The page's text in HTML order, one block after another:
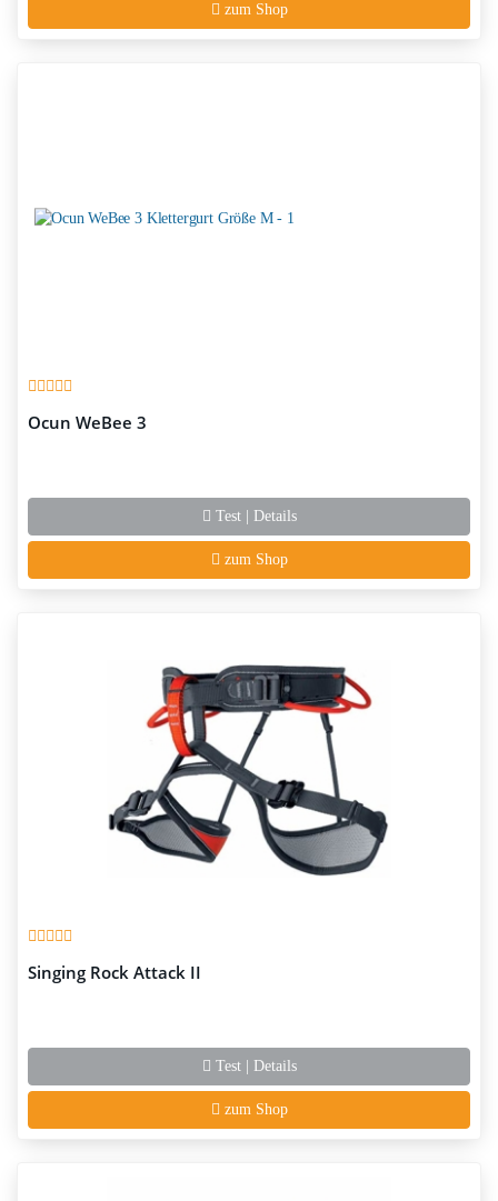
zum Shop
Ocun WeBee 3
Test | Details
zum Shop
Singing Rock Attack II
Test | Details
zum Shop